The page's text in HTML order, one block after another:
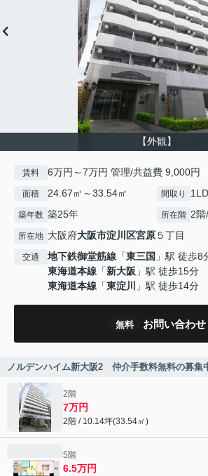
【外観】
賃料 6万円～7万円 管理/共益費 9,000円
面積 24.67㎡～33.54㎡ 間取り
築年数 築25年 所在階 2
所在地 大阪府大阪市淀川区宮原５丁目
交通 地下鉄御堂筋線 「東三国 」駅 徒歩8
東海道本線 「新大阪 」駅 徒歩15分
東海道本線 「東淀川 」駅 徒歩14分
無料 お問い合わせ
ノルデンハイム新大阪2 仲介手数料無料の募集
2階
7万円
2階 / 10.14坪(33.54㎡)
5階
6.5万円